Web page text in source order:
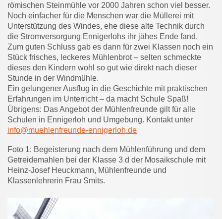
römischen Steinmühle vor 2000 Jahren schon viel besser.
Noch einfacher für die Menschen war die Müllerei mit
Unterstützung des Windes, ehe diese alte Technik durch
die Stromversorgung Ennigerlohs ihr jähes Ende fand.
Zum guten Schluss gab es dann für zwei Klassen noch ein
Stück frisches, leckeres Mühlenbrot – selten schmeckte
dieses den Kindern wohl so gut wie direkt nach dieser
Stunde in der Windmühle.
Ein gelungener Ausflug in die Geschichte mit praktischen
Erfahrungen im Unterricht – da macht Schule Spaß!
Übrigens: Das Angebot der Mühlenfreunde gilt für alle
Schulen in Ennigerloh und Umgebung. Kontakt unter
info@muehlenfreunde-ennigerloh.de
Foto 1: Begeisterung nach dem Mühlenführung und dem
Getreidemahlen bei der Klasse 3 d der Mosaikschule mit
Heinz-Josef Heuckmann, Mühlenfreunde und
Klassenlehrerin Frau Smits.